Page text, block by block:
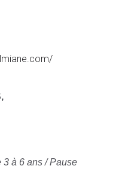
3 à 6 ans /Pause